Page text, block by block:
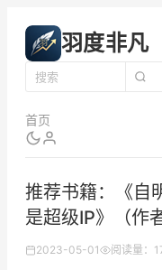
羽度非凡
首页
推荐书籍：《自
是超级IP》（作
2023-05-01 阅读量：